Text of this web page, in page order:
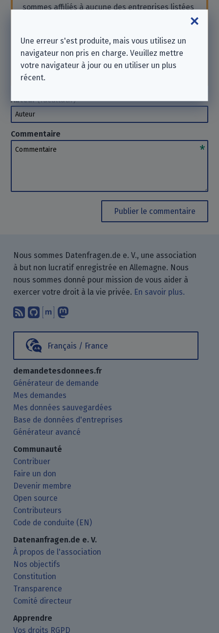
sommes affiliés à aucune des entreprises listées
une demande, contactez l'entreprise
directement. Nous ne pouvons pasvous aider
dans ce cas. Merci de votre compréhension.
Auteur(facultatif)
Auteur
Commentaire
Commentaire
Publier le commentaire
Nous sommes Datenfragen.de e. V., une association
à but non lucratif enregistrée en Allemagne. Nous
nous sommes donné pour mission de vous aider à
exercer votre droit à la vie privée. En savoir plus.
Abonnez-vous à notre blog en
Nous trouver sur GitHub.
Échanger avec nous via Matrix.
Français / France
demandetesdonnees.fr
Générateur de demande
Mes demandes
Mes données sauvegardées
Base de données d'entreprises
Générateur avancé
Communauté
Contribuer
Faire un don
Devenir membre
Open source
Contributeurs
Code de conduite (EN)
Datenanfragen.de e. V.
À propos de l'association
Nos objectifs
Constitution
Transparence
Comité directeur
Apprendre
Vos droits RGPD
Une erreur s'est produite, mais vous utilisez un
navigateur non pris en charge. Veuillez mettre
votre navigateur à jour ou en utiliser un plus
récent.